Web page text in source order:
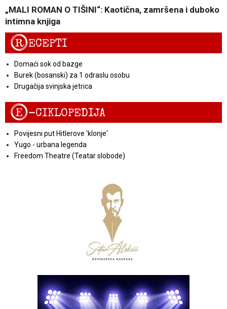
„MALI ROMAN O TIŠINI“: Kaotična, zamršena i duboko
intimna knjiga
RECEPTI
Domaći sok od bazge
Burek (bosanski) za 1 odraslu osobu
Drugačija svinjska jetrica
E-CIKLOPEDIJA
Povijesni put Hitlerove 'klonje'
Yugo - urbana legenda
Freedom Theatre (Teatar slobode)